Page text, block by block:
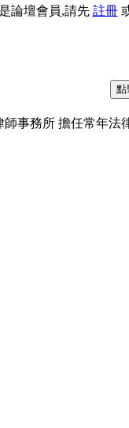
論壇會員,請先 註冊
師事務所 擔任常年法